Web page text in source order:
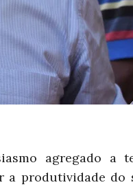
agregado a
a produtividade do